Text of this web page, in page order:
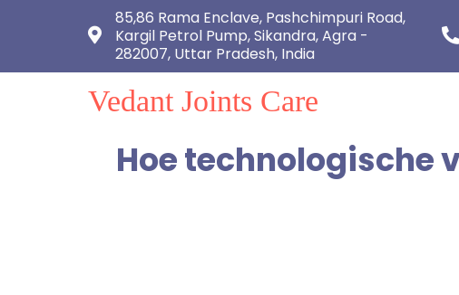
85,86 Rama Enclave, Pashchimpuri Road,
Kargil Petrol Pump, Sikandra, Agra -
282007, Uttar Pradesh, India
Vedant Joints Care
Hoe technologische